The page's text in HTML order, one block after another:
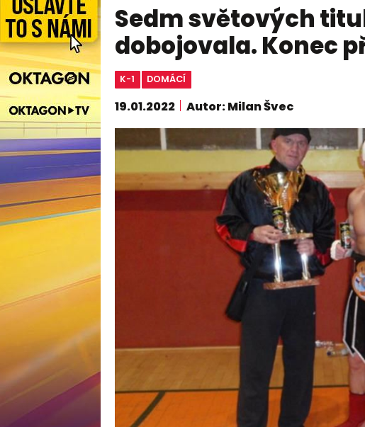
Sedm světových
dobojovala. Konec
K-1 DOMÁCÍ
19.01.2022 Autor: Milan Švec